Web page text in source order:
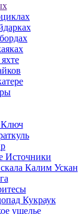
Источники
Калим Ускан
Кукраук
ущелье